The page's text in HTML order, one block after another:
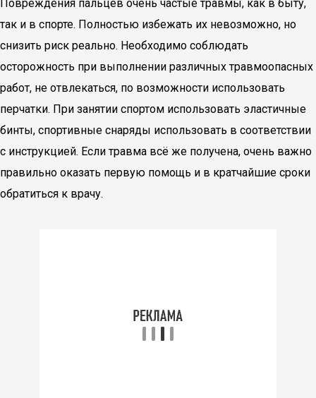
Повреждения пальцев очень частые травмы, как в быту,
так и в спорте. Полностью избежать их невозможно, но
снизить риск реально. Необходимо соблюдать
осторожность при выполнении различных травмоопасных
работ, не отвлекаться, по возможности использовать
перчатки. При занятии спортом использовать эластичные
бинты, спортивные снаряды использовать в соответствии
с инструкцией. Если травма всё же получена, очень важно
правильно оказать первую помощь и в кратчайшие сроки
обратиться к врачу.